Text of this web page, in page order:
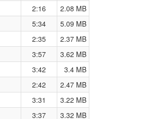
2:16
2.08 MB
5:34
5.09 MB
2:35
2.37 MB
3:57
3.62 MB
3:42
3.4 MB
2:42
2.47 MB
3:31
3.22 MB
3:37 3.32 MB